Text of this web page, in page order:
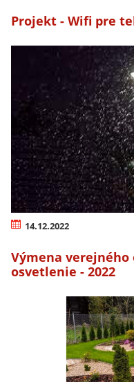
Projekt - Wifi pre
14.12.2022
Výmena verejného
osvetlenie - 2022